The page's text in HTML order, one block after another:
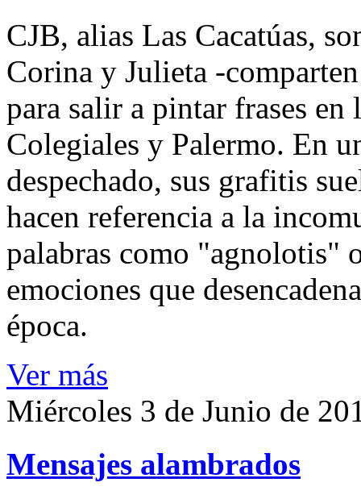
CJB, alias Las Cacatúas,
Corina y Julieta -
para salir a pintar frases
Colegiales y Palermo. En
despechado, sus grafitis
hacen referencia a la
palabras como "agnolotis"
emociones que
época.
Ver más
Miércoles 3 de Junio de
Mensajes alambrados